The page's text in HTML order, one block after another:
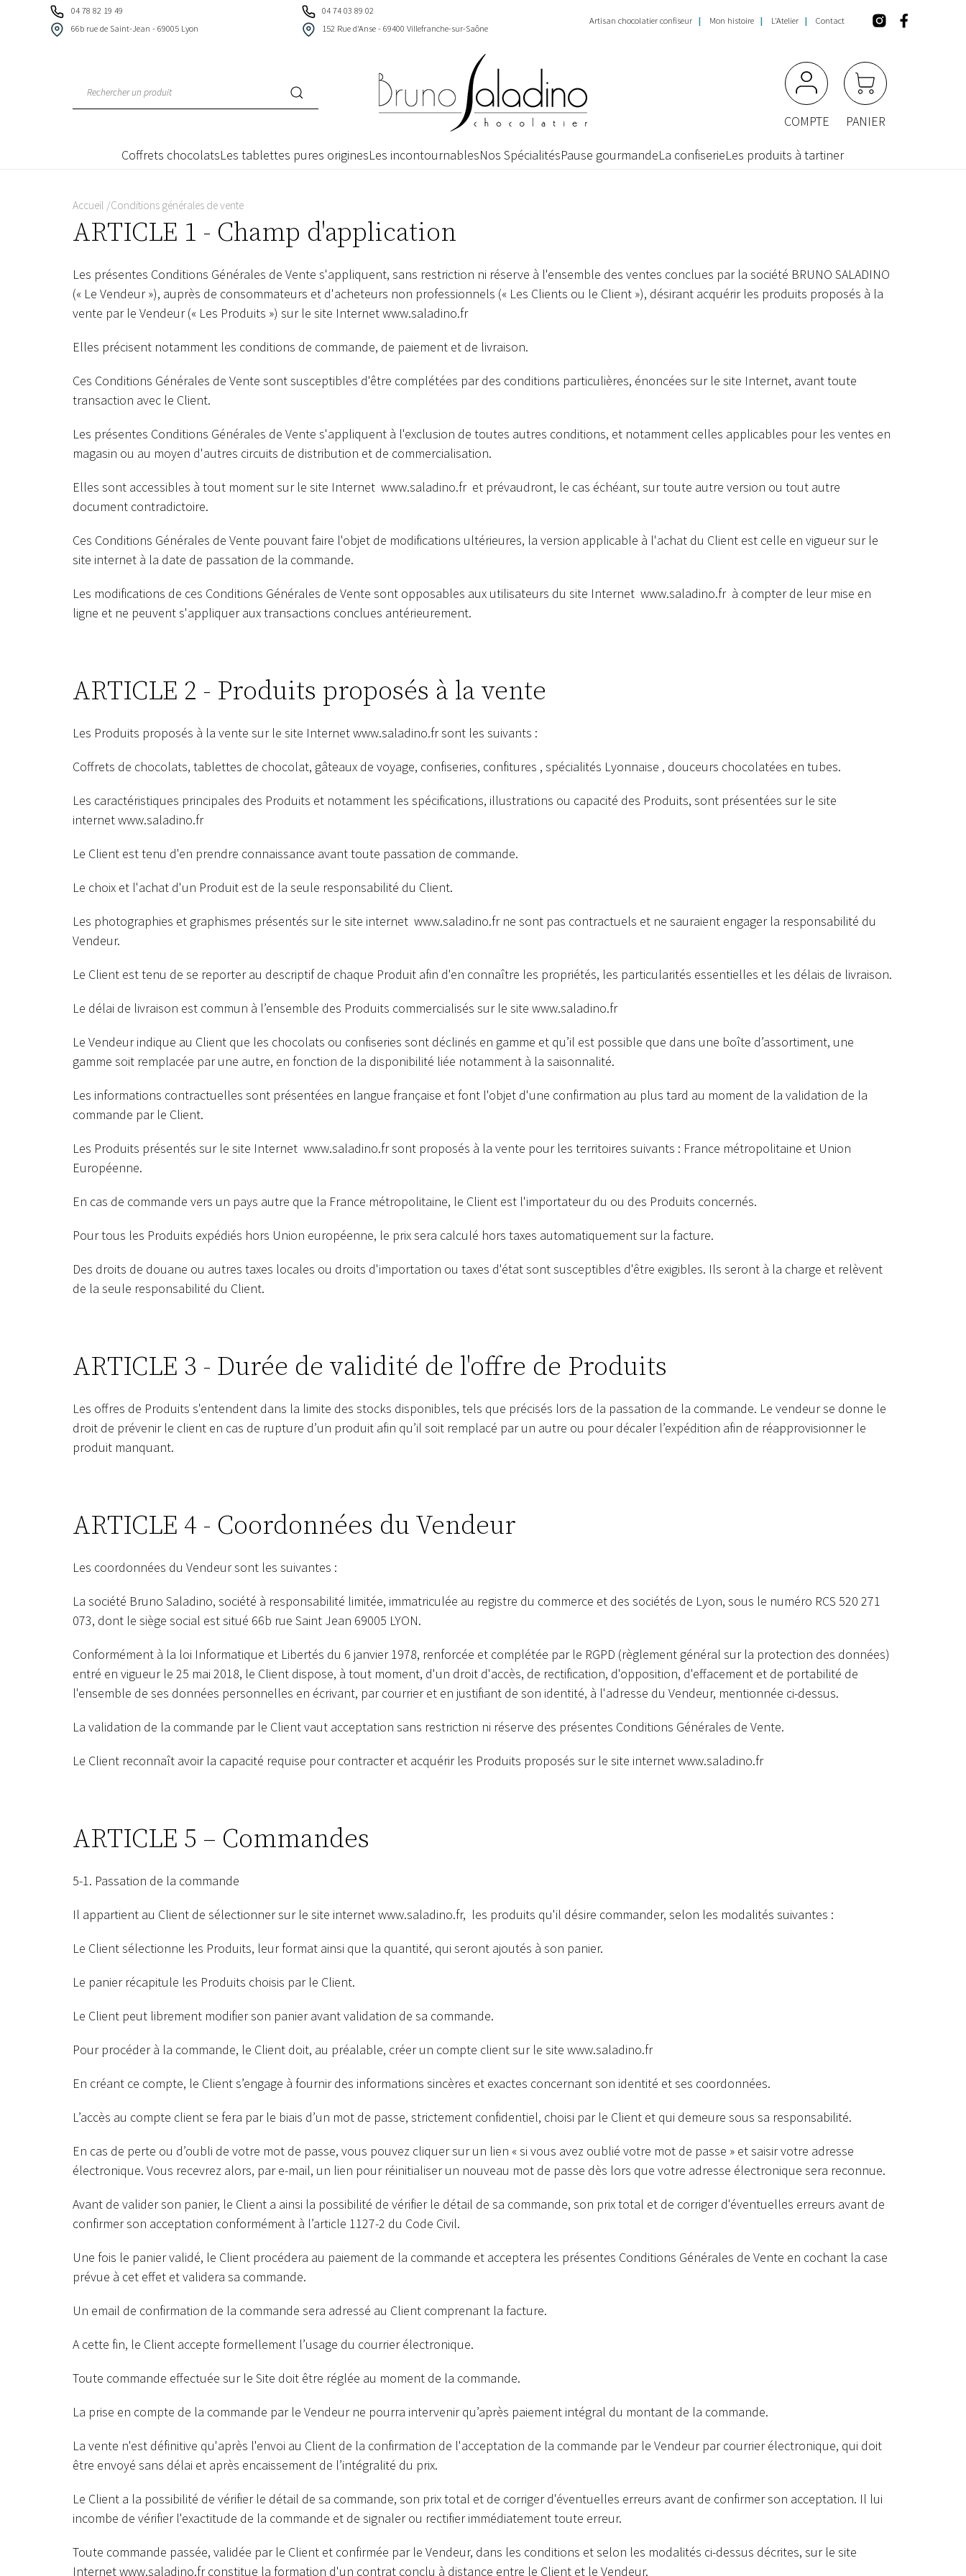
04 78 82 19 49
66b rue de Saint-Jean - 69005 Lyon
04 74 03 89 02
152 Rue d'Anse - 69400 Villefranche-sur-Saône
Artisan chocolatier confiseur Mon histoire L'Atelier Contact
COMPTE PANIER
Coffrets chocolatsLes tablettes pures originesLes incontournablesNos SpécialitésPause gourmandeLa confiserieLes produits à tartiner
Accueil Conditions générales de vente
ARTICLE 1 - Champ d'application
Les présentes Conditions Générales de Vente s'appliquent, sans restriction ni réserve à l'ensemble des ventes conclues par la société BRUNO SALADINO
(« Le Vendeur »), auprès de consommateurs et d'acheteurs non professionnels (« Les Clients ou le Client »), désirant acquérir les produits proposés à la
vente par le Vendeur (« Les Produits ») sur le site Internetwww.saladino.fr
Elles précisent notamment les conditions de commande, de paiement et de livraison.
Ces Conditions Générales de Vente sont susceptibles d'être complétées par des conditions particulières, énoncées sur le site Internet, avant toute
transaction avec le Client.
Les présentes Conditions Générales de Vente s'appliquent à l'exclusion de toutes autres conditions, et notamment celles applicables pour les ventes en
magasin ou au moyen d'autres circuits de distribution et de commercialisation.
Elles sont accessibles à tout moment sur le site Internet www.saladino.fret prévaudront, le cas échéant, sur toute autre version ou tout autre
document contradictoire.
Ces Conditions Générales de Vente pouvant faire l'objet de modifications ultérieures, la version applicable à l'achat du Client est celle en vigueur sur le
site internet à la date de passation de la commande.
Les modifications de ces Conditions Générales de Vente sont opposables aux utilisateurs du site Internet www.saladino.frà compter de leur mise en
ligne et ne peuvent s'appliquer aux transactions conclues antérieurement.
ARTICLE 2 - Produits proposés à la vente
Les Produits proposés à la vente sur le site Internetwww.saladino.frsont les suivants :
Coffrets de chocolats, tablettes de chocolat, gâteaux de voyage, confiseries, confitures , spécialités Lyonnaise , douceurs chocolatées en tubes.
Les caractéristiques principales des Produits et notamment les spécifications, illustrations ou capacité des Produits, sont présentées sur le site
internetwww.saladino.fr
Le Client est tenu d'en prendre connaissance avant toute passation de commande.
Le choix et l'achat d'un Produit est de la seule responsabilité du Client.
Les photographies et graphismes présentés sur le site internet www.saladino.frne sont pas contractuels et ne sauraient engager la responsabilité du
Vendeur.
Le Client est tenu de se reporter au descriptif de chaque Produit afin d'en connaître les propriétés, les particularités essentielles et les délais de livraison.
Le délai de livraison est commun à l’ensemble des Produits commercialisés sur le site www.saladino.fr
Le Vendeur indique au Client que les chocolats ou confiseries sont déclinés en gamme et qu’il est possible que dans une boîte d’assortiment, une
gamme soit remplacée par une autre, en fonction de la disponibilité liée notamment à la saisonnalité.
Les informations contractuelles sont présentées en langue française et font l'objet d'une confirmation au plus tard au moment de la validation de la
commande par le Client.
Les Produits présentés sur le site Internet www.saladino.frsont proposés à la vente pour les territoires suivants : France métropolitaine et Union
Européenne.
En cas de commande vers un pays autre que la France métropolitaine, le Client est l'importateur du ou des Produits concernés.
Pour tous les Produits expédiés hors Union européenne, le prix sera calculé hors taxes automatiquement sur la facture.
Des droits de douane ou autres taxes locales ou droits d'importation ou taxes d'état sont susceptibles d'être exigibles. Ils seront à la charge et relèvent
de la seule responsabilité du Client.
ARTICLE 3 - Durée de validité de l'offre de Produits
Les offres de Produits s'entendent dans la limite des stocks disponibles, tels que précisés lors de la passation de la commande. Le vendeur se donne le
droit de prévenir le client en cas de rupture d’un produit afin qu’il soit remplacé par un autre ou pour décaler l’expédition afin de réapprovisionner le
produit manquant.
ARTICLE 4 - Coordonnées du Vendeur
Les coordonnées du Vendeur sont les suivantes :
La société Bruno Saladino, société à responsabilité limitée, immatriculée au registre du commerce et des sociétés de Lyon, sous le numéro RCS 520 271
073, dont le siège social est situé 66b rue Saint Jean 69005 LYON.
Conformément à la loi Informatique et Libertés du 6 janvier 1978, renforcée et complétée par le RGPD (règlement général sur la protection des données)
entré en vigueur le 25 mai 2018, le Client dispose, à tout moment, d'un droit d'accès, de rectification, d'opposition, d'effacement et de portabilité de
l'ensemble de ses données personnelles en écrivant, par courrier et en justifiant de son identité, à l'adresse du Vendeur, mentionnée ci-dessus.
La validation de la commande par le Client vaut acceptation sans restriction ni réserve des présentes Conditions Générales de Vente.
Le Client reconnaît avoir la capacité requise pour contracter et acquérir les Produits proposés sur le site internetwww.saladino.fr
ARTICLE 5 – Commandes
5-1. Passation de la commande
Il appartient au Client de sélectionner sur le site internetwww.saladino.fr, les produits qu'il désire commander, selon les modalités suivantes :
Le Client sélectionne les Produits, leur format ainsi que la quantité, qui seront ajoutés à son panier.
Le panier récapitule les Produits choisis par le Client.
Le Client peut librement modifier son panier avant validation de sa commande.
Pour procéder à la commande, le Client doit, au préalable, créer un compte client sur le site www.saladino.fr
En créant ce compte, le Client s’engage à fournir des informations sincères et exactes concernant son identité et ses coordonnées.
L’accès au compte client se fera par le biais d’un mot de passe, strictement confidentiel, choisi par le Client et qui demeure sous sa responsabilité.
En cas de perte ou d’oubli de votre mot de passe, vous pouvez cliquer sur un lien « si vous avez oublié votre mot de passe » et saisir votre adresse
électronique. Vous recevrez alors, par e-mail, un lien pour réinitialiser un nouveau mot de passe dès lors que votre adresse électronique sera reconnue.
Avant de valider son panier, le Client a ainsi la possibilité de vérifier le détail de sa commande, son prix total et de corriger d'éventuelles erreurs avant de
confirmer son acceptation conformément à l’article 1127-2 du Code Civil.
Une fois le panier validé, le Client procédera au paiement de la commande et acceptera les présentes Conditions Générales de Vente en cochant la case
prévue à cet effet et validera sa commande.
Un email de confirmation de la commande sera adressé au Client comprenant la facture.
A cette fin, le Client accepte formellement l’usage du courrier électronique.
Toute commande effectuée sur le Site doit être réglée au moment de la commande.
La prise en compte de la commande par le Vendeur ne pourra intervenir qu’après paiement intégral du montant de la commande.
La vente n'est définitive qu'après l'envoi au Client de la confirmation de l'acceptation de la commande par le Vendeur par courrier électronique, qui doit
être envoyé sans délai et après encaissement de l’intégralité du prix.
Le Client a la possibilité de vérifier le détail de sa commande, son prix total et de corriger d'éventuelles erreurs avant de confirmer son acceptation. Il lui
incombe de vérifier l'exactitude de la commande et de signaler ou rectifier immédiatement toute erreur.
Toute commande passée, validée par le Client et confirmée par le Vendeur, dans les conditions et selon les modalités ci-dessus décrites, sur le site
Internetwww.saladino.frconstitue la formation d'un contrat conclu à distance entre le Client et le Vendeur.
Panneau de gestion des cookies